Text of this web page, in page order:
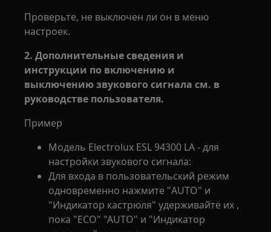
Проверьте, не выключен ли он в меню
настроек.
2. Дополнительные сведения и
инструкции по включению и
выключению звукового сигнала см. в
руководстве пользователя.
Пример
Модель Electrolux ESL 94300 LA - для
настройки звукового сигнала:
Для входа в пользовательский режим
одновременно нажмите "AUTO" и
"Индикатор кастрюля" удерживайте их ,
пока "ECO" "AUTO" и "Индикатор